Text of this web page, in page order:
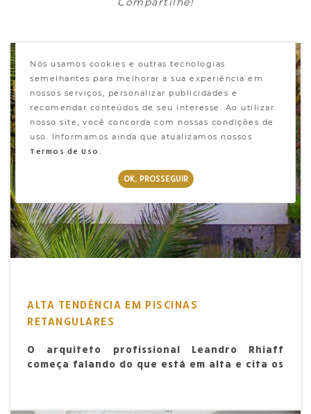
Nós usamos cookies e outras tecnologias
semelhantes para melhorar a sua experiência em
nossos serviços, personalizar publicidades e
recomendar conteúdos de seu interesse. Ao utilizar
nosso site, você concorda com nossas condições de
uso. Informamos ainda que atualizamos nossos
Termos de Uso.
OK, PROSSEGUIR
LANÇAMENTOS
ALTA TENDÊNCIA EM PISCINAS
RETANGULARES
O arquiteto profissional Leandro Rhiaff
começa falando do que está em alta e cita os